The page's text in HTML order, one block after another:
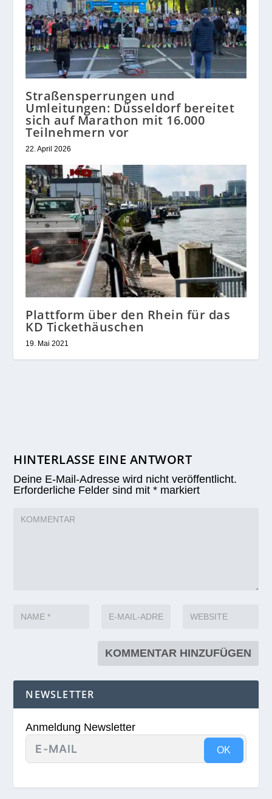
Straßensperrungen und
Umleitungen: Düsseldorf bereitet
sich auf Marathon mit 16.000
Teilnehmern vor
22. April 2026
Plattform über den Rhein für das
KD Tickethäuschen
19. Mai 2021
HINTERLASSE EINE ANTWORT
Deine E-Mail-Adresse wird nicht veröffentlicht.
Erforderliche Felder sind mit* markiert
NEWSLETTER
Anmeldung Newsletter
OK